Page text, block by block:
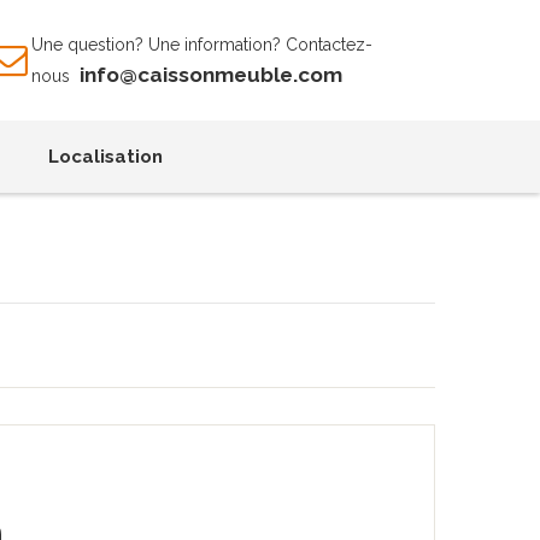
Une question? Une information? Contactez-
nous info@caissonmeuble.com
Localisation